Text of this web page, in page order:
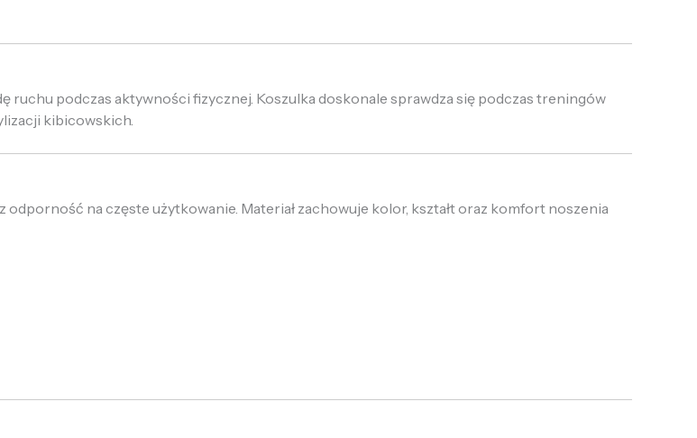
podczas aktywności fizycznej. Koszulka doskonale sprawdza się podczas treningów
kibicowskich.
na częste użytkowanie. Materiał zachowuje kolor, kształt oraz komfort noszenia